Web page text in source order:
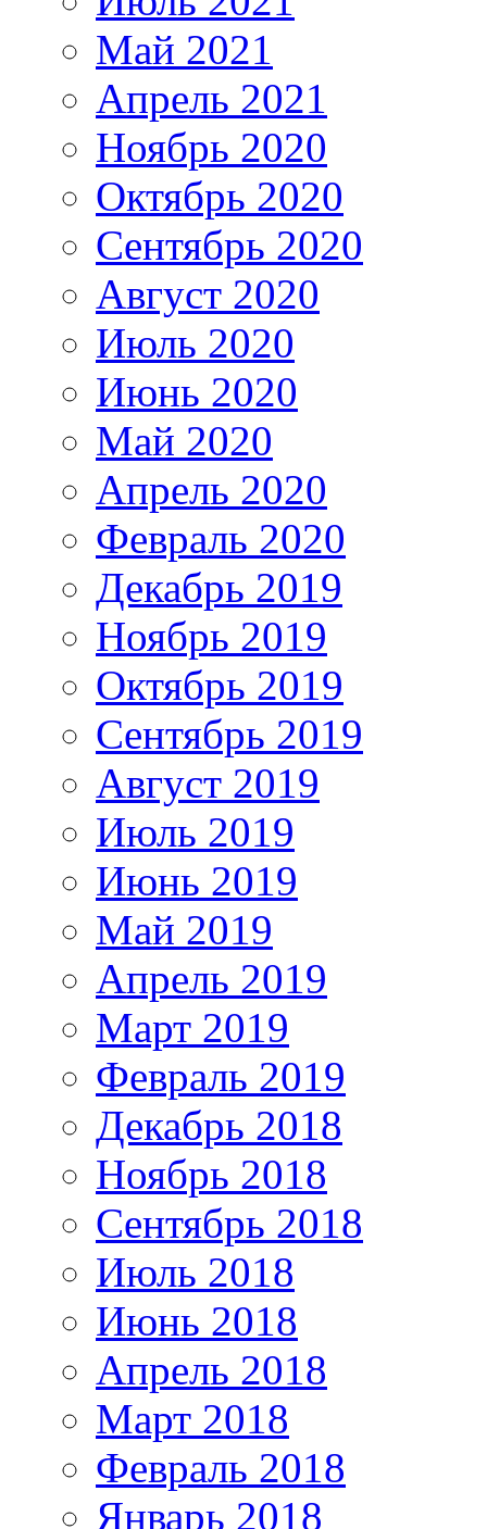
Май 2021
Апрель 2021
Ноябрь 2020
Октябрь 2020
Сентябрь 2020
Август 2020
Июль 2020
Июнь 2020
Май 2020
Апрель 2020
Февраль 2020
Декабрь 2019
Ноябрь 2019
Октябрь 2019
Сентябрь 2019
Август 2019
Июль 2019
Июнь 2019
Май 2019
Апрель 2019
Март 2019
Февраль 2019
Декабрь 2018
Ноябрь 2018
Сентябрь 2018
Июль 2018
Июнь 2018
Апрель 2018
Март 2018
Февраль 2018
Январь 2018